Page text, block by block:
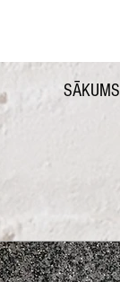
SĀKUMS